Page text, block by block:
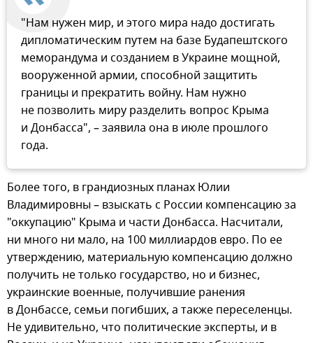
"Нам нужен мир, и этого мира надо достигать
дипломатическим путем на базе Будапештского
меморандума и созданием в Украине мощной,
вооруженной армии, способной защитить
границы и прекратить войну. Нам нужно
не позволить миру разделить вопрос Крыма
и Донбасса", – заявила она в июле прошлого
года.
Более того, в грандиозных планах Юлии
Владимировны – взыскать с России компенсацию за
"оккупацию" Крыма и части Донбасса. Насчитали,
ни много ни мало, на 100 миллиардов евро. По ее
утверждению, материальную компенсацию должно
получить не только государство, но и бизнес,
украинские военные, получившие ранения
в Донбассе, семьи погибших, а также переселенцы.
Не удивительно, что политические эксперты, и в